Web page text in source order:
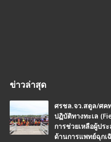
ข่าวล่าสุด
ศรชล.จว.สตูล/ศค
ปฏิบัติทางทะเล
การช่วยเหลือผู้ปร
ด้านการแพทย์ฉุกเ